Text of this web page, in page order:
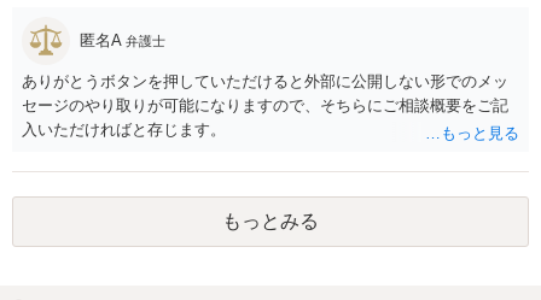
責任を問える余地があると思います。 また、バイクが止まっていた場
所は指定された場所であり、バイクが止められていたことに問題がな
いのだとしたらバイクの所有者に責任は問えませんが、駐車場の配
置、レイアウトを設計した者に責任があるともいえ、このような接触
を引き起こしかねない状況の配置のままに放置をしていた駐車場管理
いうことです。
匿名A 弁護士
ありがとうボタンを押していただけると外部に公開しない形でのメッ
セージのやり取りが可能になりますので、そちらにご相談概要をご記
入いただければと存じます。
もっとみる